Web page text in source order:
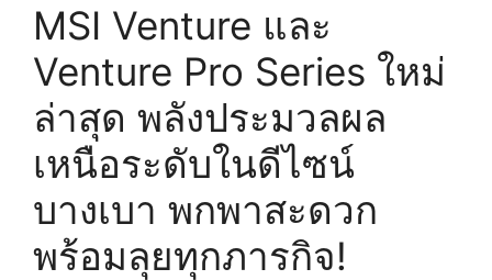
MSI Venture และ
Venture Pro Series ใหม่
ล่าสุด พลังประมวลผล
เหนือระดับในดีไซน์
บางเบา พกพาสะดวก
พร้อมลุยทุกภารกิจ!